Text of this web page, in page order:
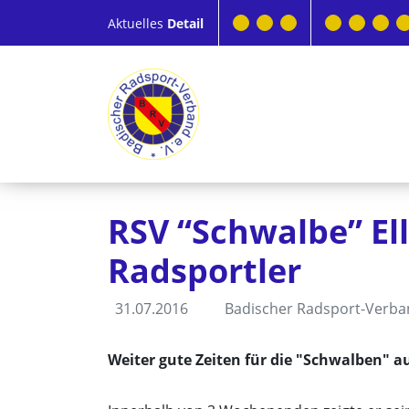
Aktuelles Detail
RSV “Schwalbe”
Radsportler
31.07.2016 Badischer Radsport-
Weiter gute Zeiten für die "Schwalben"